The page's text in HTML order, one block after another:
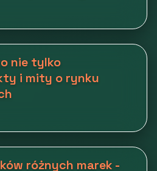
nie tylko
i mity o rynku
różnych marek -